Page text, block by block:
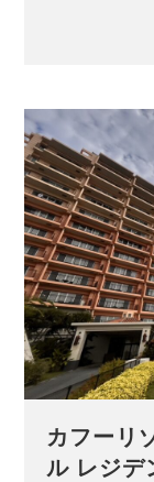
カフーリ
ル レジ